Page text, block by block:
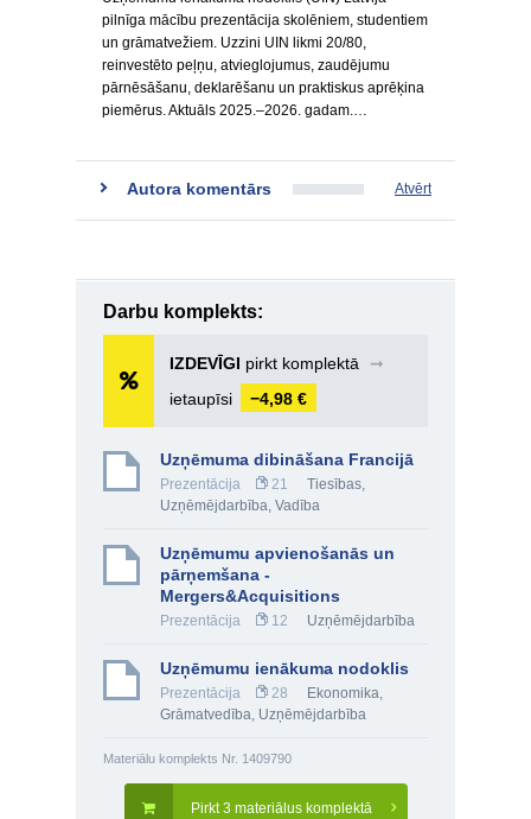
pilnīga mācību prezentācija skolēniem, studentiem
un grāmatvežiem. Uzzini UIN likmi 20/80,
reinvestēto peļņu, atvieglojumus, zaudējumu
pārnēsāšanu, deklarēšanu un praktiskus aprēķina
piemērus. Aktuāls 2025.–2026. gadam.…
Autora komentārs Atvērt
Darbu komplekts:
IZDEVĪGI pirkt komplektā
➞
ietaupīsi
−4,98 €
Uzņēmuma dibināšana Francijā
Prezentācija 21 Tiesības,
Uzņēmējdarbība, Vadība
Uzņēmumu apvienošanās un
pārņemšana -
Mergers&Acquisitions
Prezentācija 12 Uzņēmējdarbība
Uzņēmumu ienākuma nodoklis
Prezentācija 28 Ekonomika,
Grāmatvedība, Uzņēmējdarbība
Materiālu komplekts Nr. 1409790
Pirkt 3 materiālus komplektā